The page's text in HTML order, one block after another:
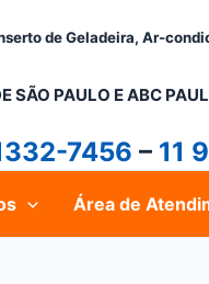
de Geladeira, Ar-
SÃO PAULO E ABC
7456 – 11
Área de